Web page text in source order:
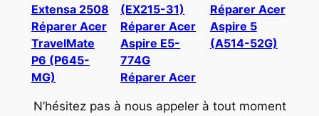
Extensa 2508
Réparer Acer
TravelMate
P6 (P645-
MG)
(EX215-31)
Réparer Acer
Aspire E5-
774G
Réparer Acer
Réparer Acer
Aspire 5
(A514-52G)
N’hésitez pas à nous appeler à tout moment